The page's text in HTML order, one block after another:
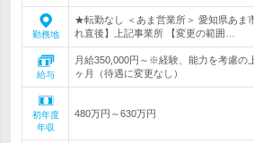
勤務地
★転勤なし ＜あま営業所＞ 愛知県あま
れ直後】上記事業所 【変更の範囲…
給与
月給350,000円～※経験、能力を考慮の
ヶ月（待遇に変更なし）
初年度
年収
480万円～630万円